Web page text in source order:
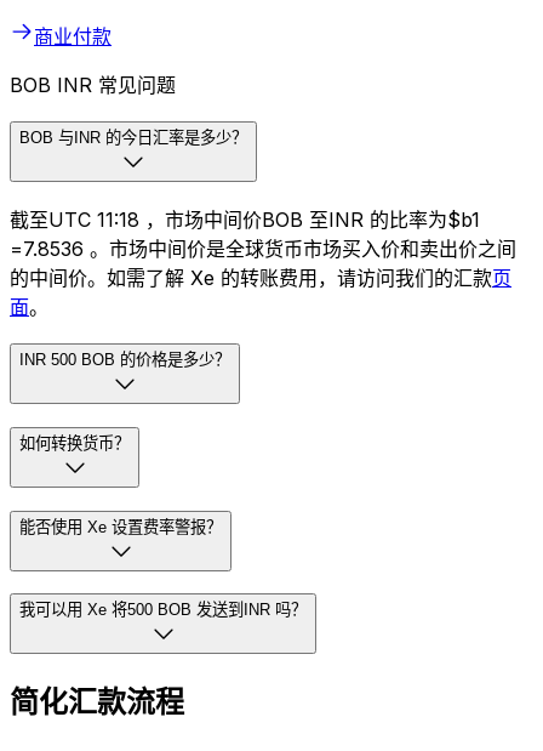
商业付款
BOB INR 常见问题
BOB 与INR 的今日汇率是多少？
截至UTC 11:18 ，市场中间价BOB 至INR 的比率为$b1
=₹7.8536 。市场中间价是全球货币市场买入价和卖出价之间
的中间价。如需了解 Xe 的转账费用，请访问我们的汇款页
面。
INR 500 BOB 的价格是多少？
如何转换货币？
能否使用 Xe 设置费率警报？
我可以用 Xe 将500 BOB 发送到INR 吗？
简化汇款流程